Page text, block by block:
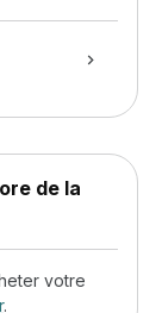
de la
votre
.